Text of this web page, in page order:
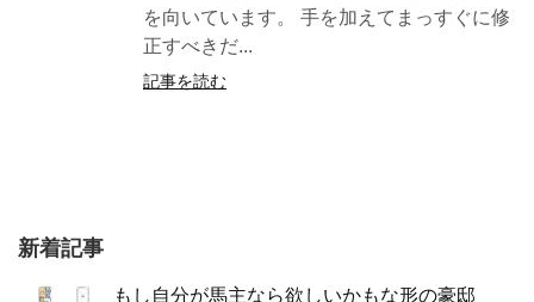
を向いています。 手を加えてまっすぐに修
正すべきだ...
記事を読む
新着記事
もし自分が馬主なら欲しいかもな形の豪邸